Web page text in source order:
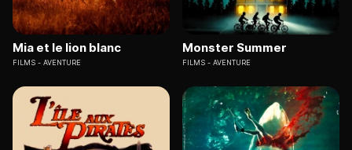
Mia et le lion blanc
FILMS AVENTURE
Monster Summer
FILMS AVENTURE